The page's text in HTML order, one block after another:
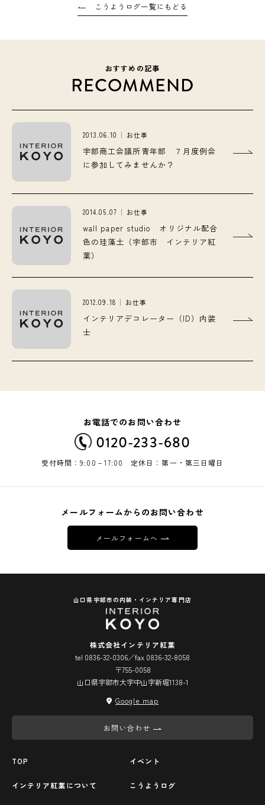
こうようログ一覧にもどる
おすすめの記事
RECOMMEND
2013.06.10 お仕事
宇部商工会議所青年部 ７月度例会
に参加してみませんか？
2014.05.07 お仕事
wall paper studio オリジナル配合
色の珪藻土（宇部市 インテリア紅
葉）
2012.09.18 お仕事
インテリアデコレーター（ID）内装
士
お電話でのお問い合わせ
0120-233-680
受付時間：9:00－17:00 定休日：第一・第三日曜日
メールフォームからのお問い合わせ
メールフォームへ
山口県宇部市の内装・インテリア専門店
株式会社インテリア紅葉
tel 0836-32-0306／fax 0836-32-8058
〒755-0058
山口県宇部市大字中山字新堀1138-1
Google map
お問い合わせ
TOP
インテリア紅葉について
イベント
こうようログ